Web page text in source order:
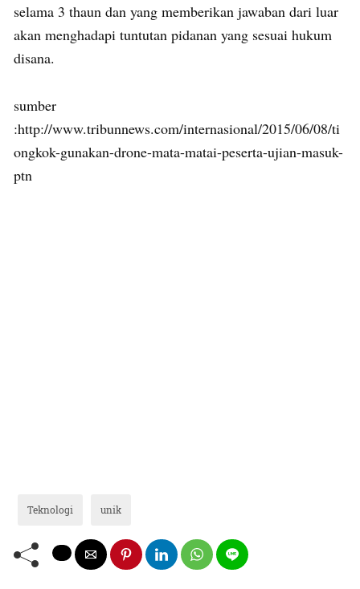
selama 3 thaun dan yang memberikan jawaban dari luar
akan menghadapi tuntutan pidanan yang sesuai hukum
disana.
sumber
:http://www.tribunnews.com/internasional/2015/06/08/ti
ongkok-gunakan-drone-mata-matai-peserta-ujian-masuk-
ptn
Teknologi unik